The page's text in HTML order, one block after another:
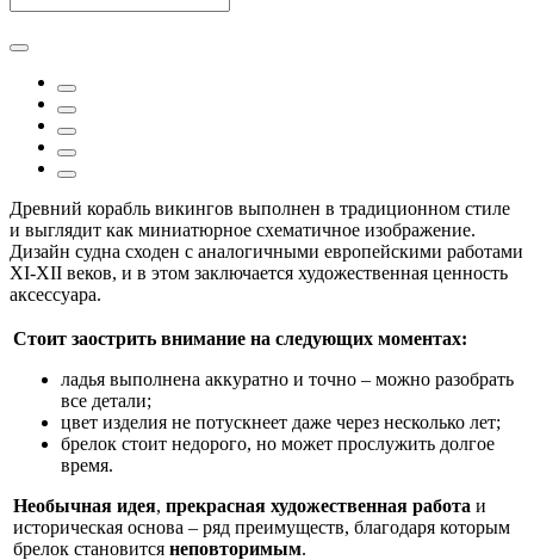
Древний корабль викингов выполнен в традиционном стиле
и выглядит как миниатюрное схематичное изображение.
Дизайн судна сходен с аналогичными европейскими работами
XI-XII веков, и в этом заключается художественная ценность
аксессуара.
Стоит заострить внимание на следующих моментах:
ладья выполнена аккуратно и точно – можно разобрать
все детали;
цвет изделия не потускнеет даже через несколько лет;
брелок стоит недорого, но может прослужить долгое
время.
Необычная идея, прекрасная художественная работа и
историческая основа – ряд преимуществ, благодаря которым
брелок становится неповторимым.